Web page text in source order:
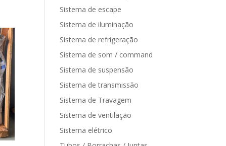
Sistema de escape
Sistema de iluminação
Sistema de refrigeração
Sistema de som / command
Sistema de suspensão
Sistema de transmissão
Sistema de Travagem
Sistema de ventilação
Sistema elétrico